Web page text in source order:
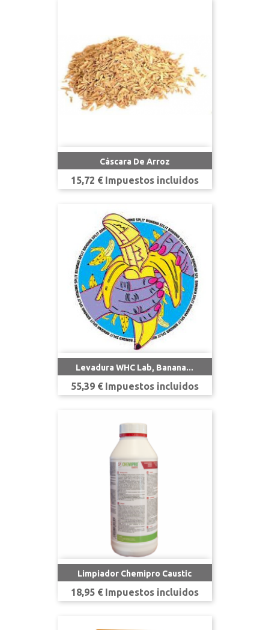
Cáscara De Arroz
Precio
15,72 € Impuestos incluidos
Levadura WHC Lab, Banana...
Precio
55,39 € Impuestos incluidos
Limpiador Chemipro Caustic
Precio
18,95 € Impuestos incluidos